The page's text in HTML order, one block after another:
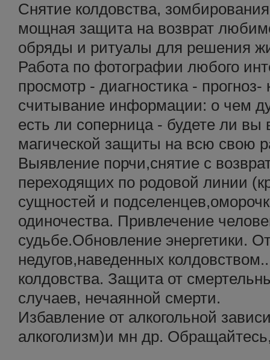
Снятие колдовства,
мощная защита на возврат
обряды и ритуалы для решения
Работа по фотографии любого
просмотр - диагностика -
считывание информации: о чем
есть ли соперница - будете ли вы
магической защиты на всю свою
Выявление порчи,снятие с
переходящих по родовой линии
сущностей и
одиночества. Привлечение
судьбе.Обновление энергетики.
недугов,наведенных
колдовства. Защита от
случаев, нечаянной смерти.
Избавление от алкогольной
алкоголизм)и мн др.